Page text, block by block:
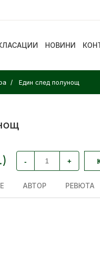
НОВИНИ
Един след полунощ
- +
АВТОР РЕВЮТА